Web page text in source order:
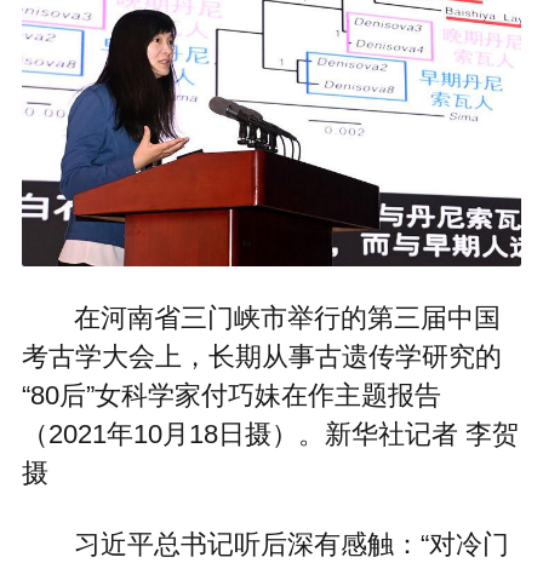
在河南省三门峡市举行的第三届中国
考古学大会上，长期从事古遗传学研究的
“80后”女科学家付巧妹在作主题报告
（2021年10月18日摄）。新华社记者 李贺
摄
习近平总书记听后深有感触：“对冷门